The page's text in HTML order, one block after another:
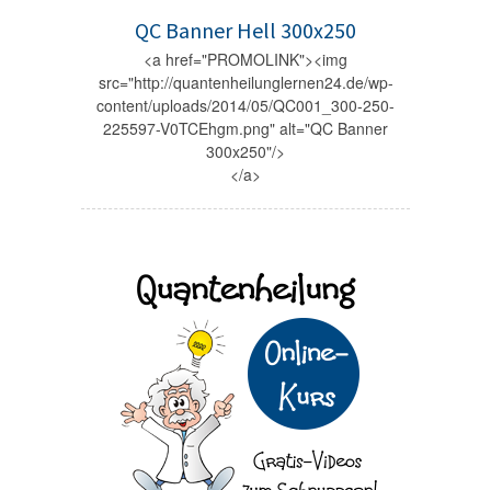
QC Banner Hell 300x250
<a href="PROMOLINK"><img
src="http://quantenheilunglernen24.de/wp-
content/uploads/2014/05/QC001_300-250-
225597-V0TCEhgm.png" alt="QC Banner
300x250"/>
</a>